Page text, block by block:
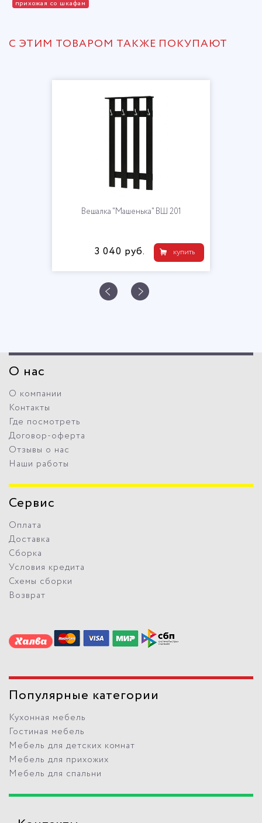
прихожая со шкафам
С ЭТИМ ТОВАРОМ ТАКЖЕ ПОКУПАЮТ
Вешалка "Машенька" ВШ 201
купить
3 040 руб.
О нас
О компании
Контакты
Где посмотреть
Договор-оферта
Отзывы о нас
Наши работы
Сервис
Оплата
Доставка
Сборка
Условия кредита
Схемы сборки
Возврат
Популярные категории
Кухонная мебель
Гостиная мебель
Мебель для детских комнат
Мебель для прихожих
Мебель для спальни